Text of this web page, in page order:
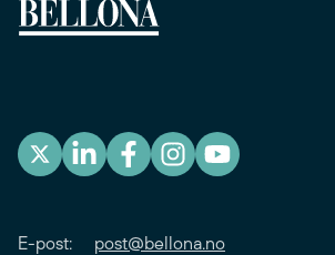
E-post: post@bellona.no